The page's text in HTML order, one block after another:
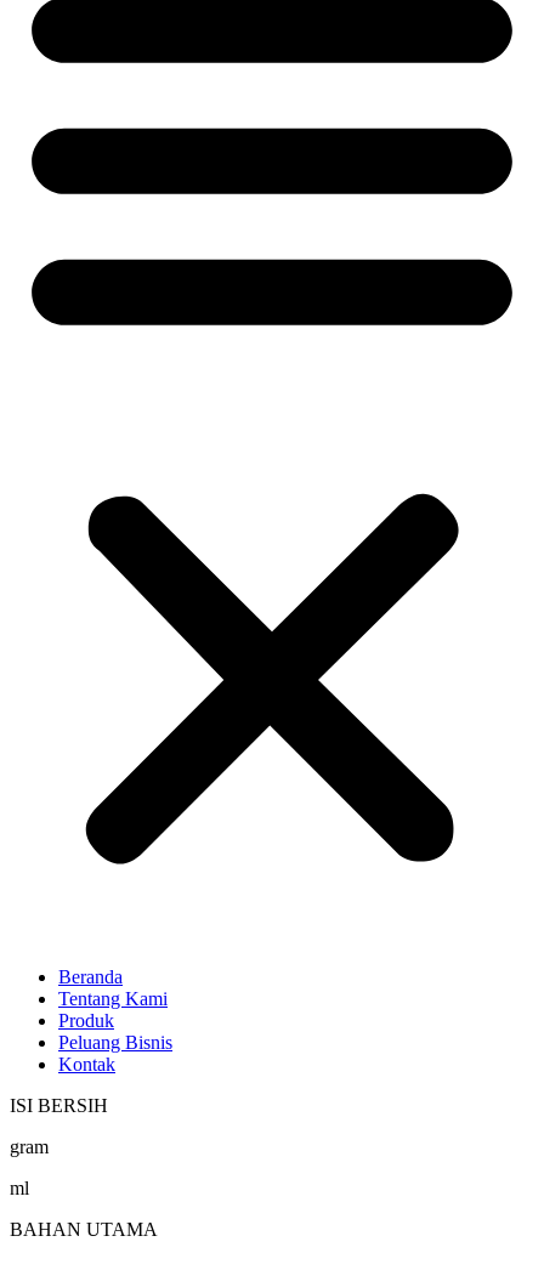
Beranda
Tentang Kami
Produk
Peluang Bisnis
Kontak
ISI BERSIH
gram
ml
BAHAN UTAMA